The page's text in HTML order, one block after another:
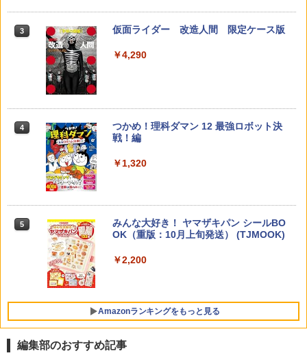
3
カウンセリングとは何か 変化するという
4
「ことばで伝える」ができない子どもた
ち 誰が〈ことばの力〉を育てるのか
￥1,870
5
ゼロからわかる！ みるみる図形に強く
なるマンガ
￥1,430
【くもん出版公式特別セット】くもん出
版(KUMON PUBLISHING) くもんの日本
￥4,046
Amazon Fire HD 10 キッズプロ (10イン
ンツが1年間使い放題
￥26,980
上 KUMON LK-10
￥2,127
3 仮面ライダー 改造人間 限定ケース版
￥4,290
4
つかめ！理科ダマン 12 最強ロボット決
戦！編
￥1,320
5
みんな大好き！ ヤマザキパン シールBO
OK（重版：10月上旬発送） (TJMOOK)
￥2,200
Amazonランキングをもっと見る
編集部のおすすめ記事